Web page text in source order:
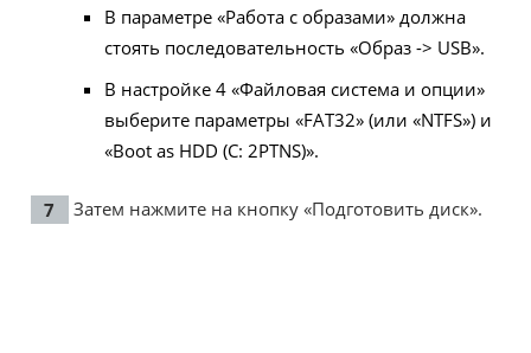
В параметре «Работа с образами» должна
стоять последовательность «Образ -> USB».
В настройке 4 «Файловая система и опции»
выберите параметры «FAT32» (или «NTFS») и
«Boot as HDD (C: 2PTNS)».
Затем нажмите на кнопку «Подготовить диск».